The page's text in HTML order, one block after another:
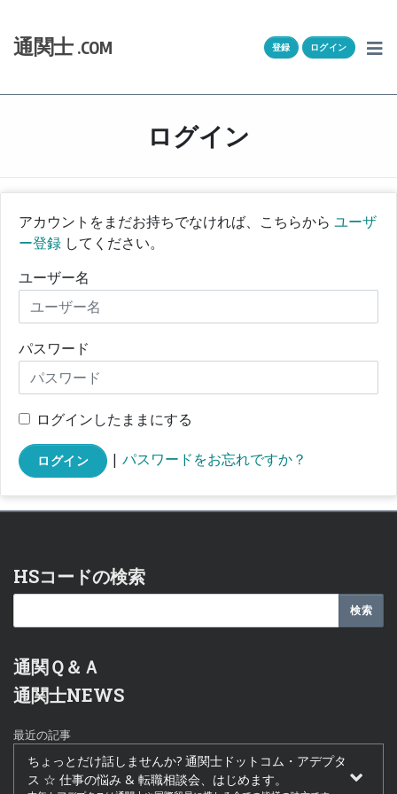
通関士 .COM 登録 ログイン
ログイン
アカウントをまだお持ちでなければ、こちらから ユーザ
ー登録 してください。
ユーザー名
パスワード
ログインしたままにする
ログイン | パスワードをお忘れですか？
HSコードの検索
通関Ｑ＆Ａ
通関士NEWS
最近の記事
ちょっとだけ話しませんか? 通関士ドットコム・アデプタ
ス ☆ 仕事の悩み & 転職相談会、はじめます。
HSコード
ユーザー登録